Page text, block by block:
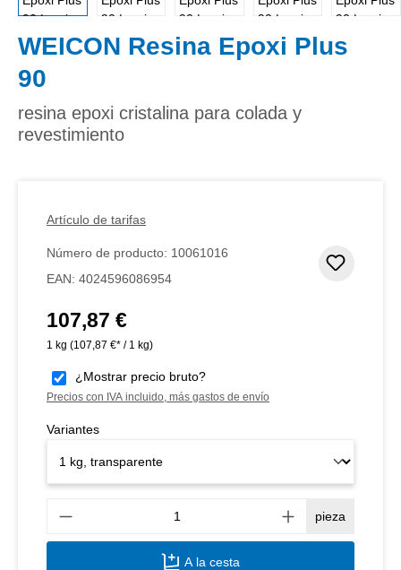
WEICON Resina Epoxi Plus
90
resina epoxi cristalina para colada y
revestimiento
Artículo de tarifas
Número de producto: 10061016
EAN: 4024596086954
Precio normal:
107,87 €
1 kg (107,87 €* / 1 kg)
¿Mostrar precio bruto?
Precios con IVA incluido, más gastos de envío
Variantes
pieza
A la cesta